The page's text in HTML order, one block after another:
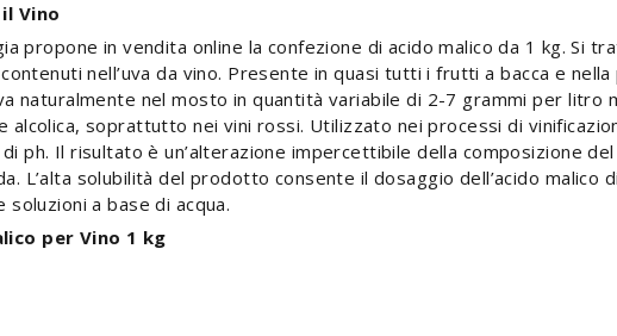
Vino
propone in vendita online la confezione di acido malico da 1 kg. Si
nell’uva da vino. Presente in quasi tutti i frutti a bacca e
naturalmente nel mosto in quantità variabile di 2-7 grammi per litro
soprattutto nei vini rossi. Utilizzato nei processi di
ph. Il risultato è un’alterazione impercettibile della composizione
L’alta solubilità del prodotto consente il dosaggio dell’acido
a base di acqua.
per Vino 1 kg